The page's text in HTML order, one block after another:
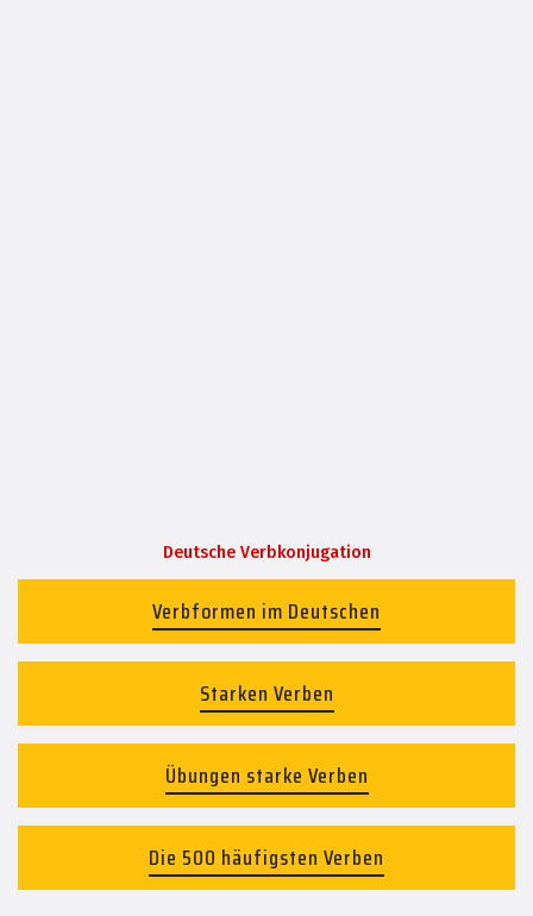
Deutsche Verbkonjugation
Verbformen im Deutschen
Starken Verben
Übungen starke Verben
Die 500 häufigsten Verben